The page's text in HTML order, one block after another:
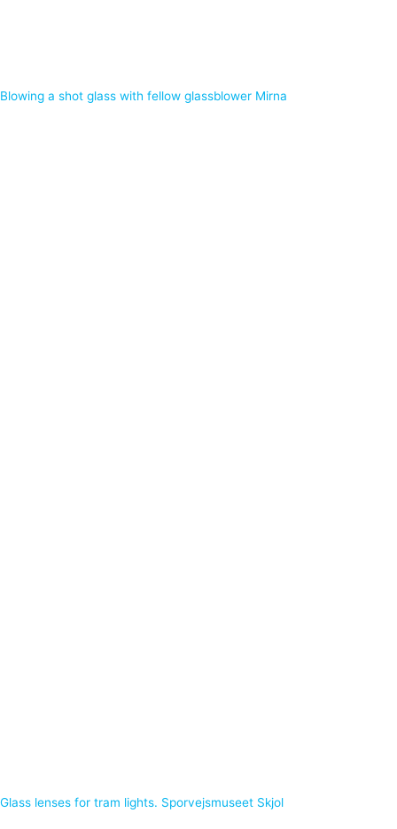
Blowing a shot glass with fellow glassblower Mirna
Glass lenses for tram lights. Sporvejsmuseet Skjol